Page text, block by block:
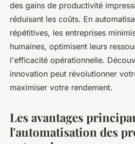
des gains de productivité
réduisant les coûts. En
répétitives, les entreprises
humaines, optimisent leurs
l'efficacité opérationnelle.
innovation peut révolutionner
maximiser votre rendement.
Les avantages
l'automatisation des